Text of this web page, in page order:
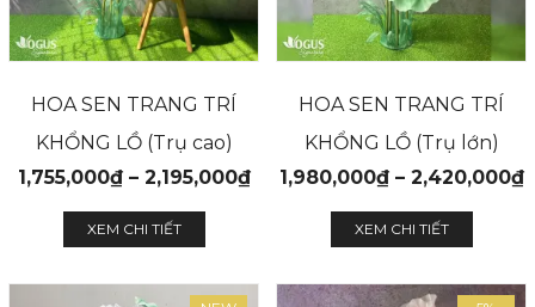
HOA SEN TRANG TRÍ
KHỔNG LỒ (Trụ cao)
1,755,000₫– 2,195,000₫
XEM CHI TIẾT
HOA SEN TRANG TRÍ
KHỔNG LỒ (Trụ lớn)
1,980,000₫– 2,420,000₫
XEM CHI TIẾT